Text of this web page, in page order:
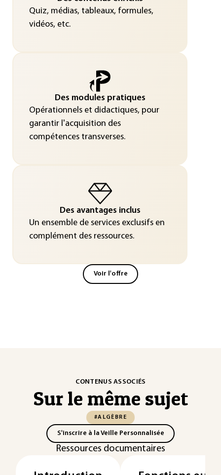
Quiz, médias, tableaux, formules,
vidéos, etc.
Des modules pratiques
Opérationnels et didactiques, pour
garantir l'acquisition des
compétences transverses.
Des avantages inclus
Un ensemble de services exclusifs en
complément des ressources.
Voir l'offre
CONTENUS ASSOCIÉS
Sur le même sujet
#ALGÈBRE
S'inscrire à la Veille Personnalisée
Ressources documentaires